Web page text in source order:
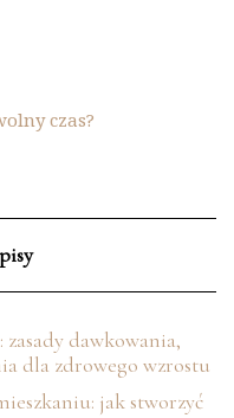
czas?
dawkowania,
dla zdrowego wzrostu
jak stworzyć